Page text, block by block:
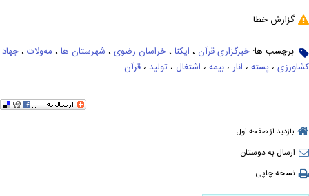
گزارش خطا
برچسب ها: خبرگزاری قرآن ، ایکنا ، خراسان رضوی ، شهرستان ها ، مه‌ولات ، جهاد
کشاورزی ، پسته ، انار ، بیمه ، اشتغال ، تولید ، قرآن
بازدید از صفحه اول
ارسال به دوستان
نسخه چاپی